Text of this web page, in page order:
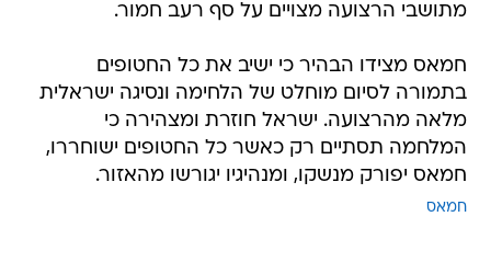
מתושבי הרצועה מצויים על סף רעב חמור.
חמאס מצידו הבהיר כי ישיב את כל החטופים
בתמורה לסיום מוחלט של הלחימה ונסיגה ישראלית
מלאה מהרצועה. ישראל חוזרת ומצהירה כי
המלחמה תסתיים רק כאשר כל החטופים ישוחררו,
חמאס יפורק מנשקו, ומנהיגיו יגורשו מהאזור.
חמאס